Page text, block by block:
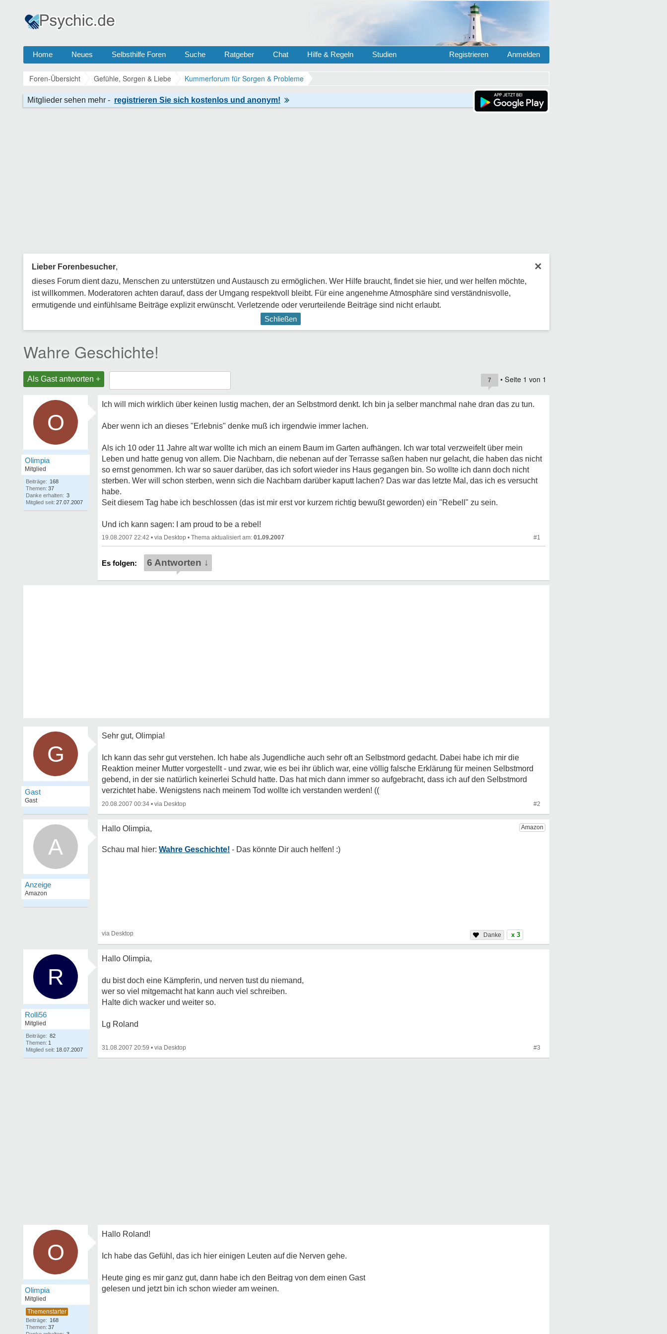
Home Neues Selbsthilfe Foren Suche Ratgeber Chat Hilfe & Regeln Studien Anmelden
Registrieren
Foren-Übersicht Gefühle, Sorgen & Liebe Kummerforum für Sorgen & Probleme
×
Lieber Forenbesucher,
dieses Forum dient dazu, Menschen zu unterstützen und Austausch zu ermöglichen. Wer Hilfe braucht, findet sie hier, und wer helfen möchte,
ist willkommen. Moderatoren achten darauf, dass der Umgang respektvoll bleibt. Für eine angenehme Atmosphäre sind verständnisvolle,
ermutigende und einfühlsame Beiträge explizit erwünscht. Verletzende oder verurteilende Beiträge sind nicht erlaubt.
Schließen
Wahre Geschichte!
Als Gast antworten + 7 • Seite 1 von 1
O
Olimpia
Mitglied
Beiträge: 168
Themen: 37
Danke erhalten: 3
Mitglied seit: 27.07.2007
Ich will mich wirklich über keinen lustig machen, der an Selbstmord denkt. Ich bin ja selber manchmal nahe dran das zu tun.
Aber wenn ich an dieses "Erlebnis" denke muß ich irgendwie immer lachen.
Als ich 10 oder 11 Jahre alt war wollte ich mich an einem Baum im Garten aufhängen. Ich war total verzweifelt über mein
Leben und hatte genug von allem. Die Nachbarn, die nebenan auf der Terrasse saßen haben nur gelacht, die haben das nicht
so ernst genommen. Ich war so sauer darüber, das ich sofort wieder ins Haus gegangen bin. So wollte ich dann doch nicht
sterben. Wer will schon sterben, wenn sich die Nachbarn darüber kaputt lachen? Das war das letzte Mal, das ich es versucht
habe.
Seit diesem Tag habe ich beschlossen (das ist mir erst vor kurzem richtig bewußt geworden) ein "Rebell" zu sein.
Und ich kann sagen: I am proud to be a rebel!
19.08.2007 22:42 • • 01.09.2007 #1
6 Antworten ↓
G
Gast
Gast
Sehr gut, Olimpia!
Ich kann das sehr gut verstehen. Ich habe als Jugendliche auch sehr oft an Selbstmord gedacht. Dabei habe ich mir die
Reaktion meiner Mutter vorgestellt - und zwar, wie es bei ihr üblich war, eine völlig falsche Erklärung für meinen Selbstmord
gebend, in der sie natürlich keinerlei Schuld hatte. Das hat mich dann immer so aufgebracht, dass ich auf den Selbstmord
verzichtet habe. Wenigstens nach meinem Tod wollte ich verstanden werden! ((
20.08.2007 00:34 • #2
A Wahre Geschichte!
x 3
R
Rolli56
Mitglied
Beiträge: 82
Themen: 1
Mitglied seit: 18.07.2007
Hallo Olimpia,
du bist doch eine Kämpferin, und nerven tust du niemand,
wer so viel mitgemacht hat kann auch viel schreiben.
Halte dich wacker und weiter so.
Lg Roland
31.08.2007 20:59 • #3
O
Olimpia
Mitglied
Beiträge: 168
Themen: 37
Hallo Roland!
Ich habe das Gefühl, das ich hier einigen Leuten auf die Nerven gehe.
Heute ging es mir ganz gut, dann habe ich den Beitrag von dem einen Gast
gelesen und jetzt bin ich schon wieder am weinen.